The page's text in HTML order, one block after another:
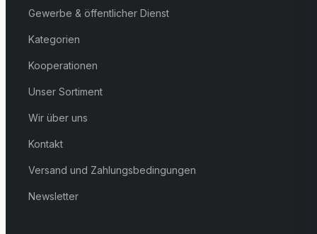
Gewerbe & öffentlicher Dienst
Kategorien
Kooperationen
Unser Sortiment
Wir über uns
Kontakt
Versand und Zahlungsbedingungen
Newsletter